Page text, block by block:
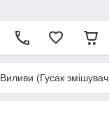
Виливи (Гусак